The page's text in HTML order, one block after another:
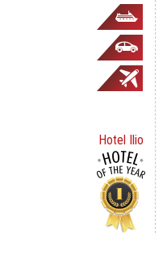
Hotel Ilio